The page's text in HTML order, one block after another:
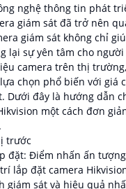
nghệ thông tin phát
giám sát đã trở nên
giám sát không chỉ
lại sự yên tâm cho
camera trên thị
chọn phổ biến với giá
Dưới đây là hướng dẫn
một cách đơn
trước
đặt: Điểm nhấn ấn
lắp đặt camera
giám sát và hiệu quả